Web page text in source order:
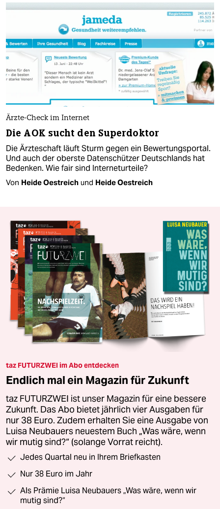
Ärzte-Check im Internet
Die AOK sucht den Superdoktor
Die Ärzteschaft läuft Sturm gegen ein Bewertungsportal.
Und auch der oberste Datenschützer Deutschlands hat
Bedenken. Wie fair sind Interneturteile?
Von Heide Oestreich und Heide Oestreich
taz FUTURZWEI im Abo entdecken
Endlich mal ein Magazin für Zukunft
taz FUTURZWEI ist unser Magazin für eine bessere
Zukunft. Das Abo bietet jährlich vier Ausgaben für
nur 38 Euro. Zudem erhalten Sie eine Ausgabe von
Luisa Neubauers neuestem Buch „Was wäre, wenn
wir mutig sind?“ (solange Vorrat reicht).
Jedes Quartal neu in Ihrem Briefkasten
Nur 38 Euro im Jahr
Als Prämie Luisa Neubauers „Was wäre, wenn wir
mutig sind?“